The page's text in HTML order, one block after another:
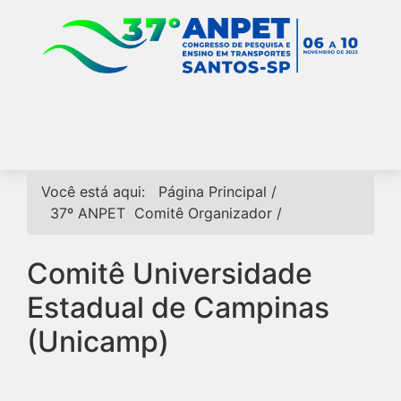
Você está aqui: Página Principal /
37º ANPET Comitê Organizador /
Comitê Universidade
Estadual de Campinas
(Unicamp)